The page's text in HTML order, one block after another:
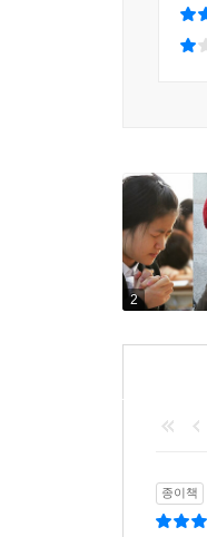
2
종이책